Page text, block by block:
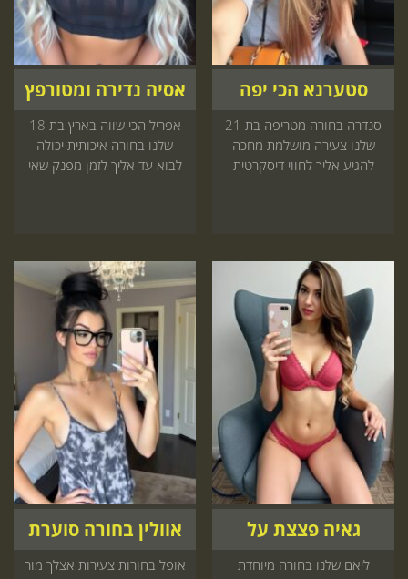
סטערנא הכי יפה
סנדרה בחורה מטריפה בת 21
שלנו צעירה מושלמת מחכה
להגיע אליך לחווי דיסקרטית
אסיה נדירה ומטורפץ
אפריל הכי שווה בארץ בת 18
שלנו בחורה איכותית יכולה
לבוא עד אליך לזמן מפנק שאי
גאיה פצצת על
ליאם שלנו בחורה מיוחדת
אוולין בחורה סוערת
אופל בחורות צעירות אצלך מור